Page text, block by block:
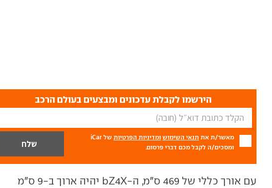
הירשמו לקבלת עדכונים ומבצעים בעולם הרכב
מאשר/ת את תנאי השימוש ומדיניות הפרטיות
של iCar
ומסכים/ה לקבל מכם דברי פרסום.
עם אורך כללי של 469 ס"מ, ה-bZ4X יהיה ארוך ב-9 ס"מ